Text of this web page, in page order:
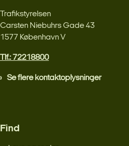
Trafikstyrelsen
Carsten Niebuhrs Gade 43
1577 København V
Tlf.: 72218800
Se flere kontaktoplysninger
Find